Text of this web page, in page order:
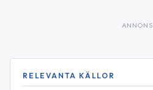
ANNONS
RELEVANTA KÄLLOR